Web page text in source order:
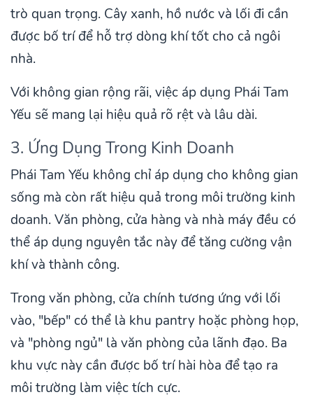
trò quan trọng. Cây xanh, hồ nước và lối đi cần
được bố trí để hỗ trợ dòng khí tốt cho cả ngôi
nhà.
Với không gian rộng rãi, việc áp dụng Phái Tam
Yếu sẽ mang lại hiệu quả rõ rệt và lâu dài.
3. Ứng Dụng Trong Kinh Doanh
Phái Tam Yếu không chỉ áp dụng cho không gian
sống mà còn rất hiệu quả trong môi trường kinh
doanh. Văn phòng, cửa hàng và nhà máy đều có
thể áp dụng nguyên tắc này để tăng cường vận
khí và thành công.
Trong văn phòng, cửa chính tương ứng với lối
vào, "bếp" có thể là khu pantry hoặc phòng họp,
và "phòng ngủ" là văn phòng của lãnh đạo. Ba
khu vực này cần được bố trí hài hòa để tạo ra
môi trường làm việc tích cực.